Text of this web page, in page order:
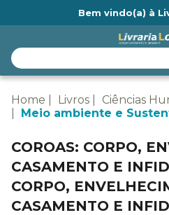
Bem vindo(a) à
Home Livros
Ciências
Meio ambiente e
COROAS: CORPO,
CASAMENTO E
CORPO,
CASAMENTO E